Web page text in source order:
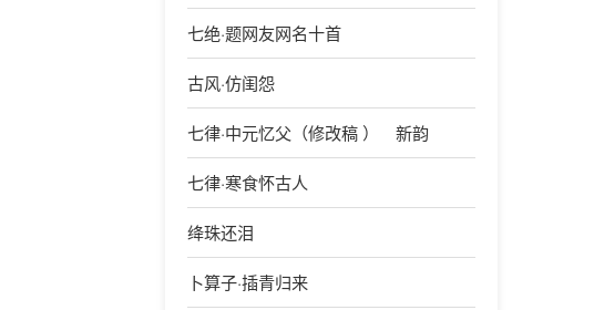
七绝·题网友网名十首
古风·仿闺怨
七律·中元忆父（修改稿 ） 新韵
七律·寒食怀古人
绛珠还泪
卜算子·插青归来